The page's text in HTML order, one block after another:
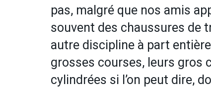
pas, malgré que nos amis
souvent des chaussures de
autre discipline à part
grosses courses, leurs gros
cylindrées si l’on peut dire,